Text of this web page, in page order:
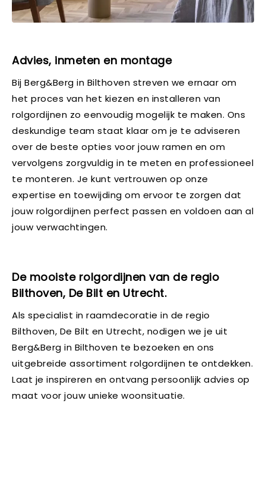
Advies, inmeten en montage
Bij Berg&Berg in Bilthoven streven we ernaar om
het proces van het kiezen en installeren van
rolgordijnen zo eenvoudig mogelijk te maken. Ons
deskundige team staat klaar om je te adviseren
over de beste opties voor jouw ramen en om
vervolgens zorgvuldig in te meten en professioneel
te monteren. Je kunt vertrouwen op onze
expertise en toewijding om ervoor te zorgen dat
jouw rolgordijnen perfect passen en voldoen aan al
jouw verwachtingen.
De mooiste rolgordijnen van de regio
Bilthoven, De Bilt en Utrecht.
Als specialist in raamdecoratie in de regio
Bilthoven, De Bilt en Utrecht, nodigen we je uit
Berg&Berg in Bilthoven te bezoeken en ons
uitgebreide assortiment rolgordijnen te ontdekken.
Laat je inspireren en ontvang persoonlijk advies op
maat voor jouw unieke woonsituatie.